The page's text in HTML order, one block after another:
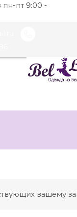
пн-пт 9:00 -
вашему